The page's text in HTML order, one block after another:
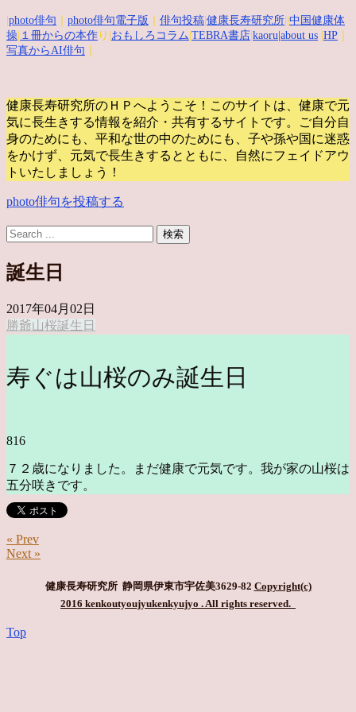
photo俳句 photo俳句電子版 俳句投稿 健康長寿研究所 中国健康体
操 １冊からの本作 り| おもしろコラム TEBRA書店 kaoru |about us HP
写真からAI俳句
健康長寿研究所のＨＰへようこそ！このサイトは、健康で元
気に長生きする情報を紹介・共有するサイトです。
ご自分自
身のためにも、平和な世の中のためにも、子や孫や国に迷惑
をかけず、元気で長生きするとともに、自然にフェイドアウ
トいたしましょう！
photo俳句を投稿する
誕生日
2017年04月02日
勝爺山桜誕生日
寿ぐは山桜のみ誕生日
816
７２歳になりました。まだ健康で元気です。我が家の山桜は
五分咲きです。
« Prev
Next »
健康長寿研究所 静岡県伊東市宇佐美3629-82 Copyright(c)
2016 kenkoutyoujyukenkyujyo . All rights reserved.
Top